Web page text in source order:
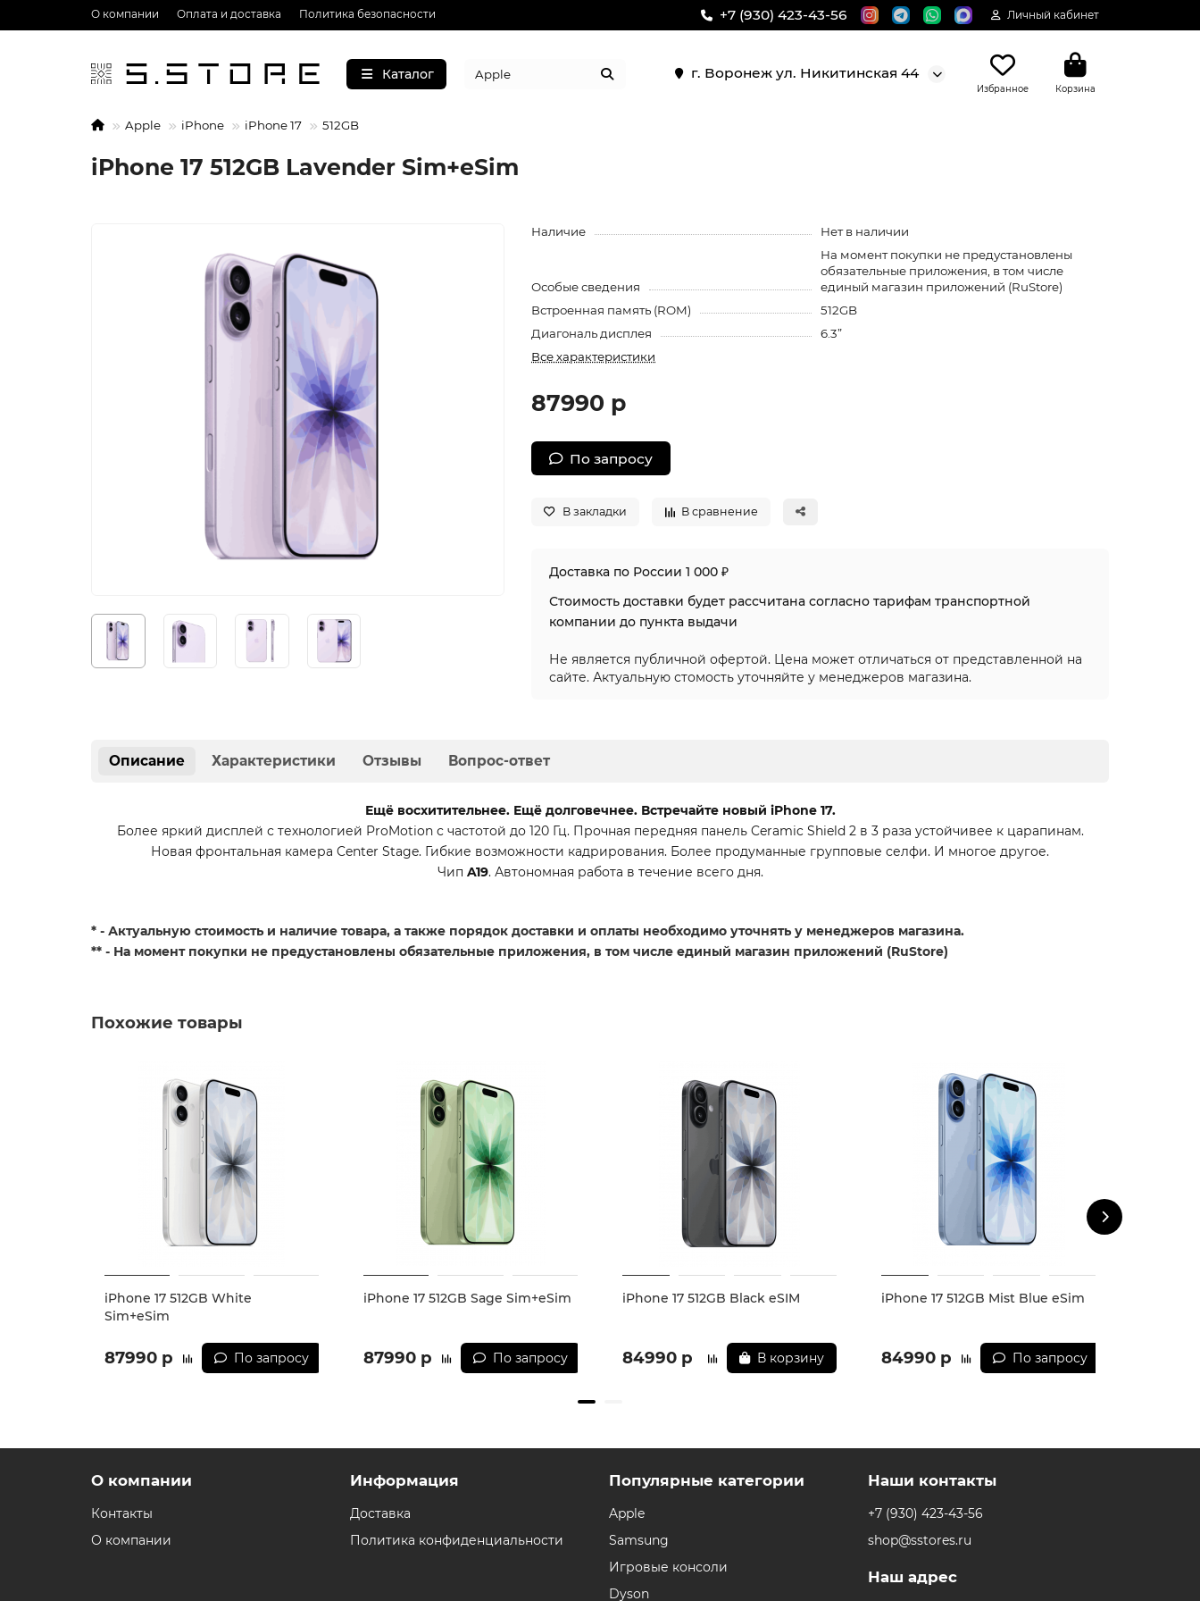
О компании Оплата и доставка Политика безопасности +7 (930) 423-43-56 Личный кабинет
Каталог г. Воронеж ул. Никитинская 44
Избранное Корзина
Apple iPhone iPhone 17 512GB
iPhone 17 512GB Lavender Sim+eSim
Наличие Нет в наличии
Особые сведения
На момент покупки не предустановлены
обязательные приложения, в том числе
единый магазин приложений (RuStore)
Встроенная память (ROM)
512GB
Диагональ дисплея
6.3”
Все характеристики
87990 р
По запросу
В закладки В сравнение
Доставка по России 1 000 ₽
Стоимость доставки будет рассчитана согласно тарифам транспортной
компании до пункта выдачи
Не является публичной офертой. Цена может отличаться от представленной на
сайте. Актуальную стомость уточняйте у менеджеров магазина.
Описание Характеристики Отзывы Вопрос-ответ
Ещё восхитительнее. Ещё долговечнее. Встречайте новый iPhone 17.
Более яркий дисплей с технологией ProMotion с частотой до 120 Гц. Прочная передняя панель Ceramic Shield 2 в 3 раза устойчивее к царапинам.
Новая фронтальная камера Center Stage. Гибкие возможности кадрирования. Более продуманные групповые селфи. И многое другое.
Чип A19. Автономная работа в течение всего дня.
* - Актуальную стоимость и наличие товара, а также порядок доставки и оплаты необходимо уточнять у менеджеров магазина.
** - На момент покупки не предустановлены обязательные приложения, в том числе единый магазин приложений (RuStore)
Похожие товары
iPhone 17 512GB White
Sim+eSim
87990 р По запросу
iPhone 17 512GB Sage Sim+eSim
87990 р По запросу
iPhone 17 512GB Black eSIM
84990 р В корзину
iPhone 17 512GB Mist Blue eSim
84990 р По запросу
О компании
Контакты
О компании
Информация
Доставка
Политика конфиденциальности
Популярные категории
Apple
Samsung
Игровые консоли
Dyson
Наши контакты
+7 (930) 423-43-56
shop@sstores.ru
Наш адрес